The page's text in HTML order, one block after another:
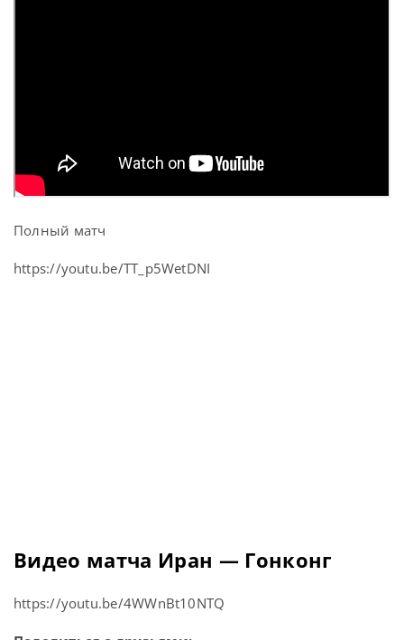
Полный матч
https://youtu.be/TT_p5WetDNI
Видео матча Иран — Гонконг
https://youtu.be/4WWnBt10NTQ